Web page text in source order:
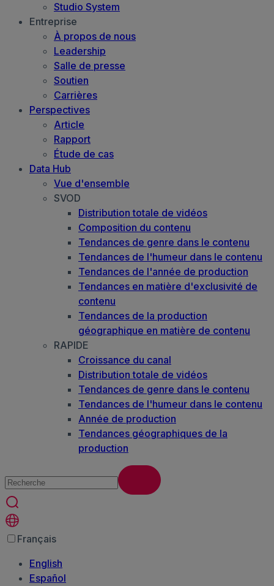
Studio System
Entreprise
À propos de nous
Leadership
Salle de presse
Soutien
Carrières
Perspectives
Article
Rapport
Étude de cas
Data Hub
Vue d'ensemble
SVOD
Distribution totale de vidéos
Composition du contenu
Tendances de genre dans le contenu
Tendances de l'humeur dans le contenu
Tendances de l'année de production
Tendances en matière d'exclusivité de
contenu
Tendances de la production
géographique en matière de contenu
RAPIDE
Croissance du canal
Distribution totale de vidéos
Tendances de genre dans le contenu
Tendances de l'humeur dans le contenu
Année de production
Tendances géographiques de la
production
Français
English
Español